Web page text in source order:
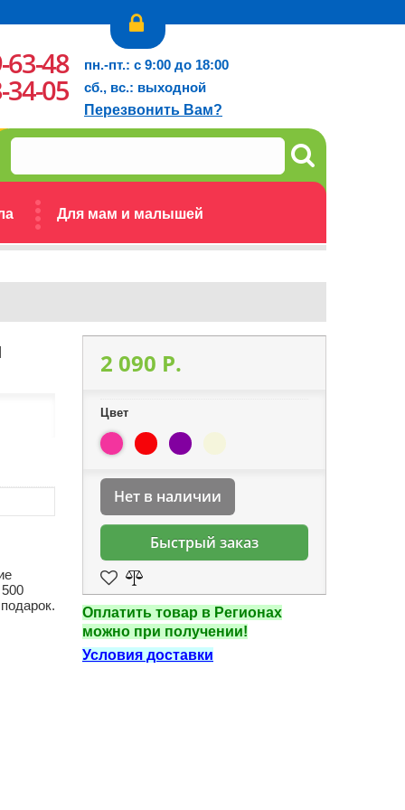
Для мам и малышей
63-48
34-05
пн.-пт.: с 9:00 до 18:00
сб., вс.: выходной
Перезвонить Вам?
2 090 P.
Цвет
Нет в наличии
Быстрый заказ
Оплатить товар в Регионах
можно при получении!
Условия доставки